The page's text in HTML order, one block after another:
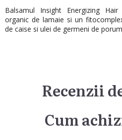
Balsamul Insight Energizing
organic de lamaie si un
de caise si ulei de germeni de
Recenzii
Cum